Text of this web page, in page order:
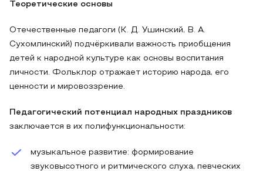
Теоретические основы
Отечественные педагоги (К. Д. Ушинский, В. А.
Сухомлинский) подчёркивали важность приобщения
детей к народной культуре как основы воспитания
личности. Фольклор отражает историю народа, его
ценности и мировоззрение.
Педагогический потенциал народных праздников
заключается в их полифункциональности:
музыкальное развитие: формирование
звуковысотного и ритмического слуха, певческих